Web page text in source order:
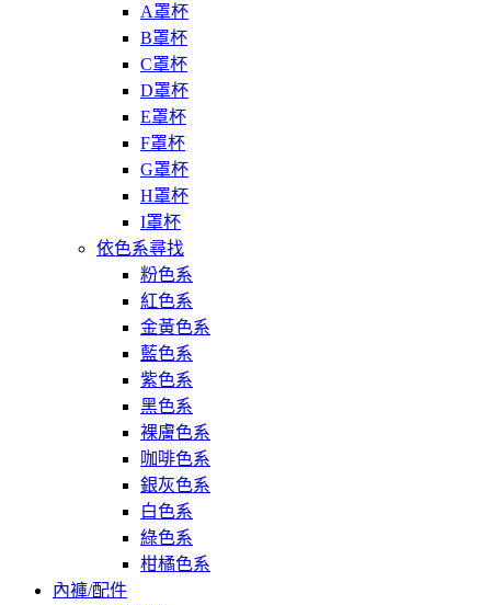
A罩杯
B罩杯
C罩杯
D罩杯
E罩杯
F罩杯
G罩杯
H罩杯
I罩杯
依色系尋找
粉色系
紅色系
金黃色系
藍色系
紫色系
黑色系
裸膚色系
咖啡色系
銀灰色系
白色系
綠色系
柑橘色系
內褲/配件